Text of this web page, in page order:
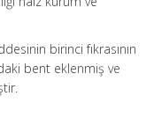
birinci fıkrasının
bent eklenmiş ve